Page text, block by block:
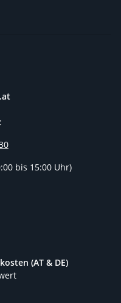
bis 15:00 Uhr)
(AT & DE)